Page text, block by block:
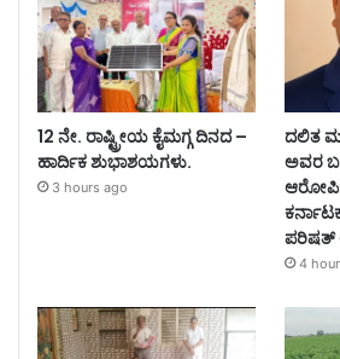
12 ನೇ. ರಾಷ್ಟ್ರೀಯ ಕೈಮಗ್ಗ ದಿನದ –
ಹಾರ್ದಿಕ ಶುಭಾಶಯಗಳು.
3 hours ago
ದಲಿತ
ಅವರ
ಪರಿಷತ್
4